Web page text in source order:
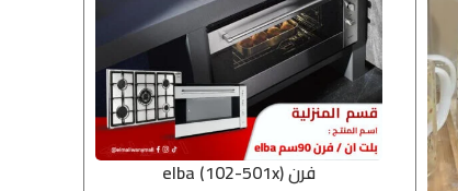
فرن elba (102-501x)